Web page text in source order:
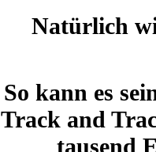
Natürlich
So kann es
Track and
tausend